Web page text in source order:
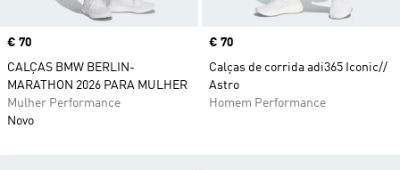
Price
€ 70
CALÇAS BMW BERLIN-
MARATHON 2026 PARA MULHER
Mulher Performance
Novo
Price
€ 70
Calças de corrida adi365 Iconic//
Astro
Homem Performance